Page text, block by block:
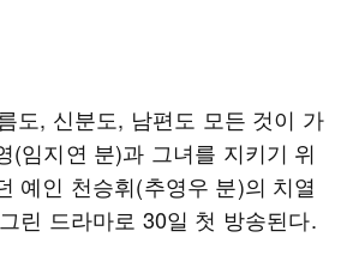
도, 신분도, 남편도 모든 것이 가
(임지연 분)과 그녀를 지키기 위
예인 천승휘(추영우 분)의 치열
린 드라마로 30일 첫 방송된다.